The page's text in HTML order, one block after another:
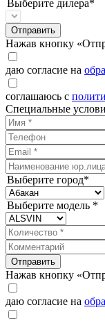
Выберите дилера*
Отправить
Нажав кнопку
даю согласие на
соглашаюсь с
Специальные
Выберите город*
Выберите модель *
Отправить
Нажав кнопку
даю согласие на